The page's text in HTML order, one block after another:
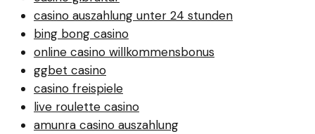
casino auszahlung unter 24 stunden
bing bong casino
online casino willkommensbonus
ggbet casino
casino freispiele
live roulette casino
amunra casino auszahlung